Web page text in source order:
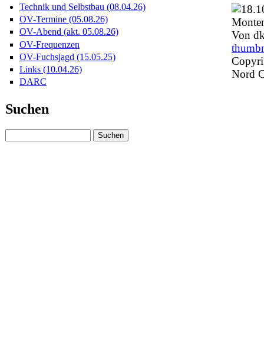
Technik und Selbstbau (08.04.26)
OV-Termine (05.08.26)
OV-Abend (akt. 05.08.26)
OV-Frequenzen
OV-Fuchsjagd (15.05.25)
Links (10.04.26)
DARC
Suchen
Von
Nord